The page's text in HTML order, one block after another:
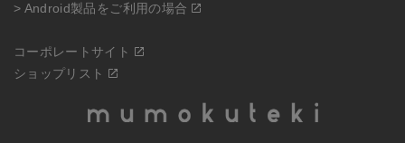
> Android製品をご利用の場合
コーポレートサイト
ショップリスト